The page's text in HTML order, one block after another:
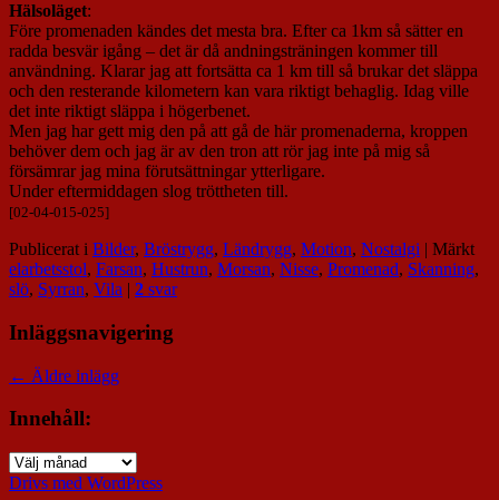
Hälsoläget:
Före promenaden kändes det mesta bra. Efter ca 1km så sätter en
radda besvär igång – det är då andningsträningen kommer till
användning. Klarar jag att fortsätta ca 1 km till så brukar det släppa
och den resterande kilometern kan vara riktigt behaglig. Idag ville
det inte riktigt släppa i högerbenet.
Men jag har gett mig den på att gå de här promenaderna, kroppen
behöver dem och jag är av den tron att rör jag inte på mig så
försämrar jag mina förutsättningar ytterligare.
Under eftermiddagen slog tröttheten till.
[02-04-015-025]
Publicerat i Bilder, Bröstrygg, Ländrygg, Motion, Nostalgi | Märkt
elarbetsstol, Farsan, Hustrun, Morsan, Nisse, Promenad, Skanning,
slö, Syrran, Vila | 2 svar
Inläggsnavigering
← Äldre inlägg
Innehåll:
Innehåll:
Drivs med WordPress